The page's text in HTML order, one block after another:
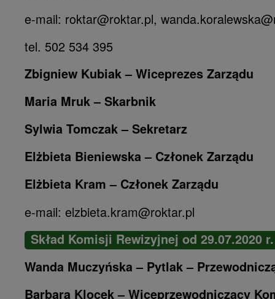
e-mail: roktar@roktar.pl,
tel. 502 534 395
Zbigniew Kubiak – Wiceprezes Zarządu
Maria Mruk – Skarbnik
Sylwia Tomczak – Sekretarz
Elżbieta Bieniewska – Członek Zarządu
Elżbieta Kram – Członek Zarządu
e-mail: elzbieta.kram@roktar.pl
Skład Komisji Rewizyjnej od 29.07.2020 r.
Wanda Muczyńska – Pytlak –
Barbara Klocek – Wiceprzewodniczący